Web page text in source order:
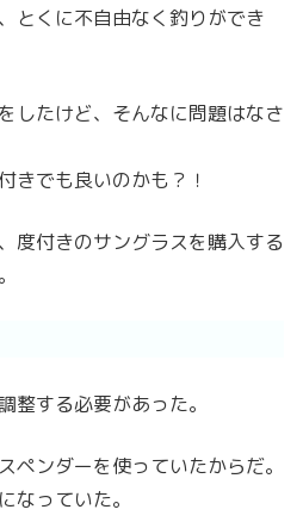
とくに不自由なく釣りができ
したけど、そんなに問題はなさ
きでも良いのかも？！
度付きのサングラスを購入する
整する必要があった。
ペンダーを使っていたからだ。
なっていた。